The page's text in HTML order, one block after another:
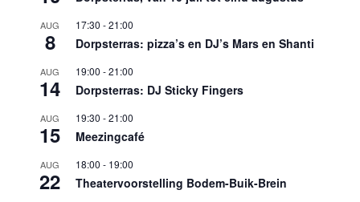
AUG
8
17:30 -21:00
Dorpsterras: pizza’s en DJ’s Mars en Shanti
AUG
14
19:00 -21:00
Dorpsterras: DJ Sticky Fingers
AUG
15
19:30 -21:00
Meezingcafé
AUG
22
18:00 - 19:00
Theatervoorstelling Bodem-Buik-Brein